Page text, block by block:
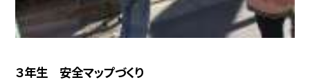
３年生 安全マップづくり